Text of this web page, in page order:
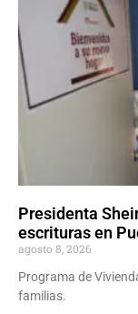
Presidenta
escrituras en
agosto 8, 2026
Programa de
familias.